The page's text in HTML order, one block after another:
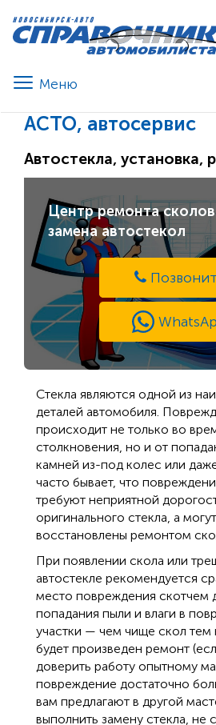
АСТО, автосервис
Автостекла, установка,
Центр ремонта
замена автостекол
Стекла являются одной из
деталей автомобиля.
происходит не только во
столкновения, но и от
камней из-под колес или
часто бывает, что
требуют неприятной
оригинального стекла, а
восстановлены ремонтом
При появлении скола или
автостекле рекомендуется
место повреждения скотчем
попадания пыли и влаги в
участки — чем чище скол тем
будет произведен ремонт
доверить работу опытному
повреждение достаточно
вам предлагают в другой
выполнить замену стекла, не